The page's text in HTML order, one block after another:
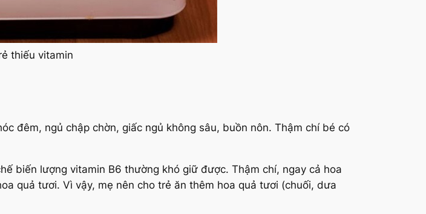
thiếu vitamin
đêm, ngủ chập chờn, giấc ngủ không sâu, buồn nôn. Thậm chí bé có
biến lượng vitamin B6 thường khó giữ được. Thậm chí, ngay cả hoa
quả tươi. Vì vậy, mẹ nên cho trẻ ăn thêm hoa quả tươi (chuối, dưa